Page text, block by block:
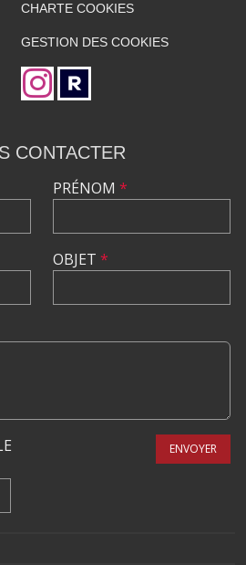
CHARTE COOKIES
GESTION DES COOKIES
CONTACTER
PRÉNOM *
OBJET *
ENVOYER